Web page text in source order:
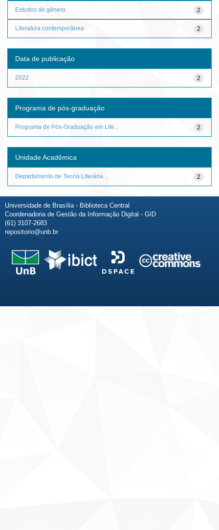
2
Estudos de gênero
2
Literatura contemporânea
Data de publicação
2
2022
Programa de pós-graduação
2
Programa de Pós-Graduação em Lite...
Unidade Acadêmica
2
Departamento de Teoria Literária ...
Universidade de Brasília - Biblioteca Central
Coordenadoria de Gestão da Informação Digital - GID
(61) 3107-2683
repositorio@unb.br